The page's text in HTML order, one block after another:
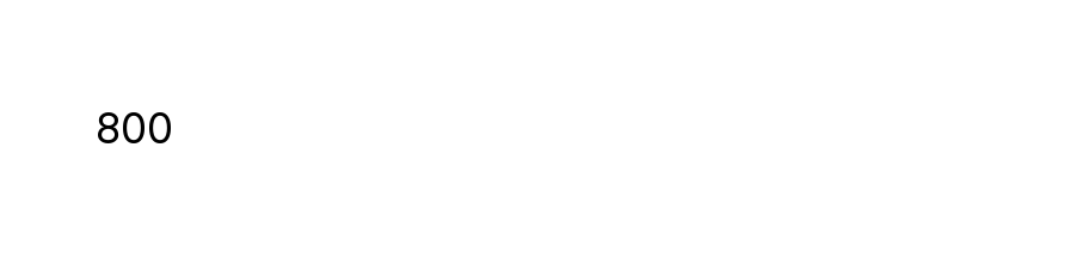
800